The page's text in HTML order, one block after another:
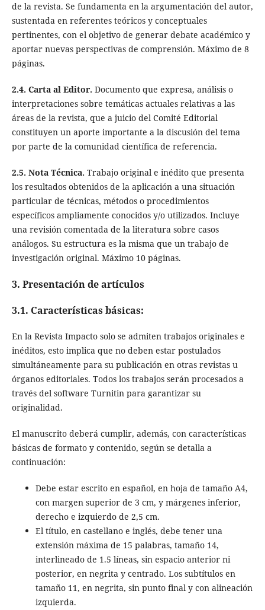
de la revista. Se fundamenta en la argumentación del autor,
sustentada en referentes teóricos y conceptuales
pertinentes, con el objetivo de generar debate académico y
aportar nuevas perspectivas de comprensión. Máximo de 8
páginas.
2.4. Carta al Editor. Documento que expresa, análisis o
interpretaciones sobre temáticas actuales relativas a las
áreas de la revista, que a juicio del Comité Editorial
constituyen un aporte importante a la discusión del tema
por parte de la comunidad científica de referencia.
2.5. Nota Técnica. Trabajo original e inédito que presenta
los resultados obtenidos de la aplicación a una situación
particular de técnicas, métodos o procedimientos
específicos ampliamente conocidos y/o utilizados. Incluye
una revisión comentada de la literatura sobre casos
análogos. Su estructura es la misma que un trabajo de
investigación original. Máximo 10 páginas.
3. Presentación de artículos
3.1. Características básicas:
En la Revista Impacto solo se admiten trabajos originales e
inéditos, esto implica que no deben estar postulados
simultáneamente para su publicación en otras revistas u
órganos editoriales. Todos los trabajos serán procesados a
través del software Turnitin para garantizar su
originalidad.
El manuscrito deberá cumplir, además, con características
básicas de formato y contenido, según se detalla a
continuación:
Debe estar escrito en español, en hoja de tamaño A4,
con margen superior de 3 cm, y márgenes inferior,
derecho e izquierdo de 2,5 cm.
El título, en castellano e inglés, debe tener una
extensión máxima de 15 palabras, tamaño 14,
interlineado de 1.5 líneas, sin espacio anterior ni
posterior, en negrita y centrado. Los subtítulos en
tamaño 11, en negrita, sin punto final y con alineación
izquierda.